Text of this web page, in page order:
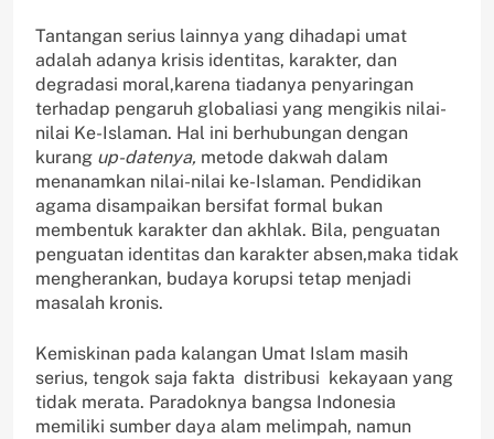
Tantangan serius lainnya yang dihadapi umat
adalah adanya krisis identitas, karakter, dan
degradasi moral,karena tiadanya penyaringan
terhadap pengaruh globaliasi yang mengikis nilai-
nilai Ke-Islaman. Hal ini berhubungan dengan
kurang up-datenya, metode dakwah dalam
menanamkan nilai-nilai ke-Islaman. Pendidikan
agama disampaikan bersifat formal bukan
membentuk karakter dan akhlak. Bila, penguatan
penguatan identitas dan karakter absen,maka tidak
mengherankan, budaya korupsi tetap menjadi
masalah kronis.
Kemiskinan pada kalangan Umat Islam masih
serius, tengok saja fakta distribusi kekayaan yang
tidak merata. Paradoknya bangsa Indonesia
memiliki sumber daya alam melimpah, namun